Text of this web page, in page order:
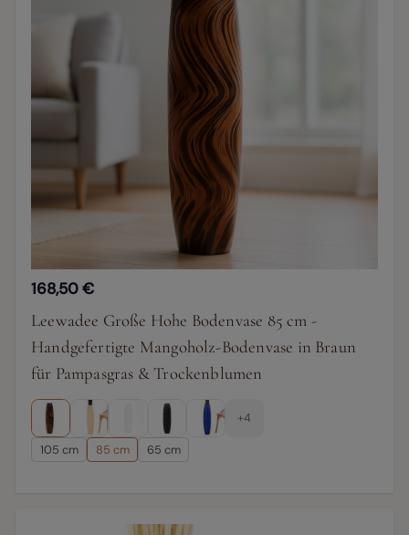
168,50 €
Leewadee Große Hohe Bodenvase 85 cm -
Handgefertigte Mangoholz-Bodenvase in Braun
für Pampasgras & Trockenblumen
+4
105 cm 85 cm 65 cm